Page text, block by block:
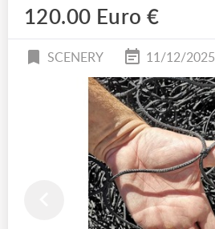
120.00 Euro €
SCENERY 11/12/2025